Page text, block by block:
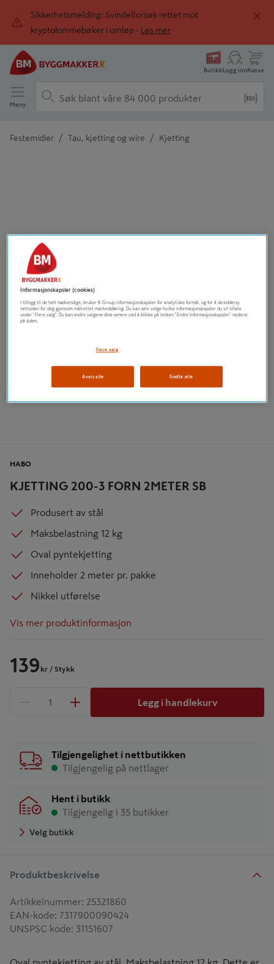
Sikkerhetsmelding: Svindelforsøk rettet mot
kryptolommebøker i omløp -
Les mer
ButikkLogg innKasse
Meny
Festemidler / Tau, kjetting og wire / Kjetting
KJETTING 200-3 FORN 2METER SB
HABO
Produsert av stål
Maksbelastning 12 kg
Oval pyntekjetting
Inneholder 2 meter pr. pakke
Nikkel utførelse
Vis mer produktinformasjon
139 kr / Stykk
1 produkter
Legg i handlekurv
Tilgjengelighet i nettbutikken
Tilgjengelig på nettlager
Hent i butikk
Tilgjengelig i 35 butikker
Velg butikk
Produktbeskrivelse
Artikkelnummer: 25321860
EAN-kode: 7317900090424
UNSPSC kode: 31151607
Informasjonskapsler (cookies)
I tillegg til de helt nødvendige, bruker K Group informasjonskapsler for analytiske formål, og for å skreddersy
nettsiden for deg gjennom målrettet markedsføring. Du kan selv velge hvilke informasjonskapsler du vil tillate
under "Flere valg". Du kan endre valgene dine senere ved å klikke på lenken "Endre informasjonskapsler" nederst
på siden.
Flere valg
Avvis alle Godta alle